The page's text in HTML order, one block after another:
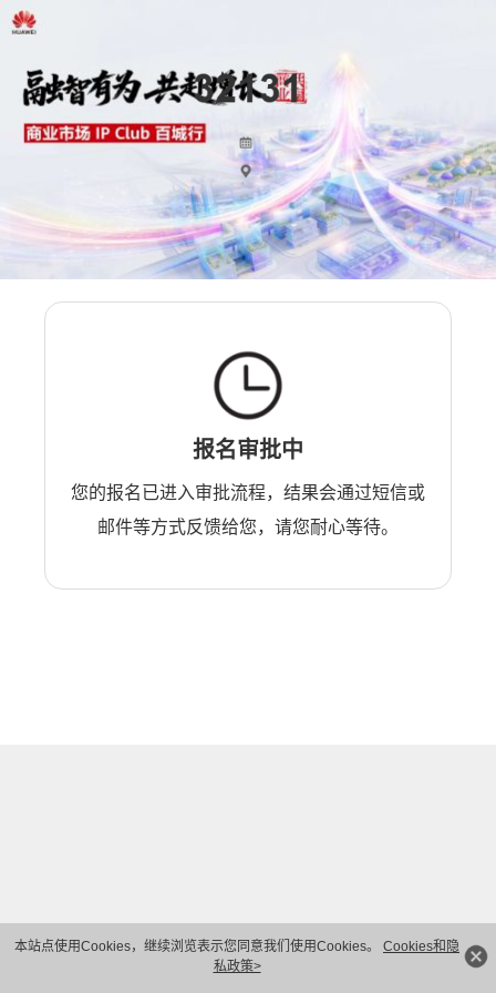
本站点使用Cookies，继续浏览表示您同意我们使用Cookies。 Cookies和隐
私政策>
报名审批中
您的报名已进入审批流程，结果会通过短信或
邮件等方式反馈给您，请您耐心等待。